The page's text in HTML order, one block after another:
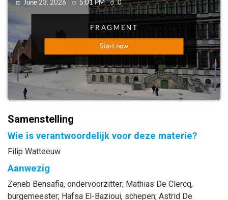
Samenstelling
Wie is verantwoordelijk voor deze materie?
Filip Watteeuw
Aanwezig
Zeneb Bensafia, ondervoorzitter; Mathias De Clercq,
burgemeester; Hafsa El-Bazioui, schepen; Astrid De